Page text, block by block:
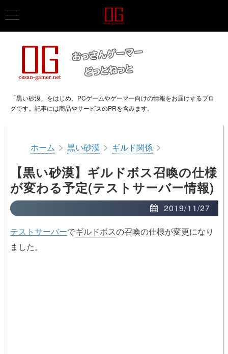
「黒い砂漠」をはじめ、PCゲームやゲーマー向けの情報をお届けするブロ
グです。記事には商品やサービスのPRを含みます。
ホーム > 黒い砂漠 > ギルド関係 >
【黒い砂漠】ギルドボス召喚の仕様
が変わる予定(テストサーバー情報)
2019/11/27
テストサーバーでギルドボスの召喚の仕様が変更になり
ました。